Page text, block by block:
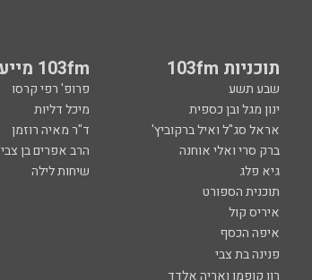
תוכניות 103fm 103fm מייעצים
שבע תשע פרופ' רפי קרסו
ינון מגל ובן כספית
מיכל דליות
אראל סג"ל ואיל ברקוביץ'
ד"ר מאיה רוזמן
ברק סרי ואלי אוחנה
הרב אפרים בן צבי
גיא פלג
שיחות לילה
תוכנית הספורט
איריס קול
איפה הכסף
פנינה בת צבי
רון קופמן ואריה אלדד